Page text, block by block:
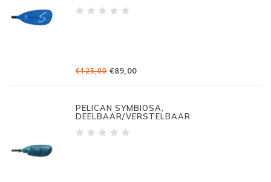
€125,00 €89,00
PELICAN SYMBIOSA,
DEELBAAR/VERSTELBAAR